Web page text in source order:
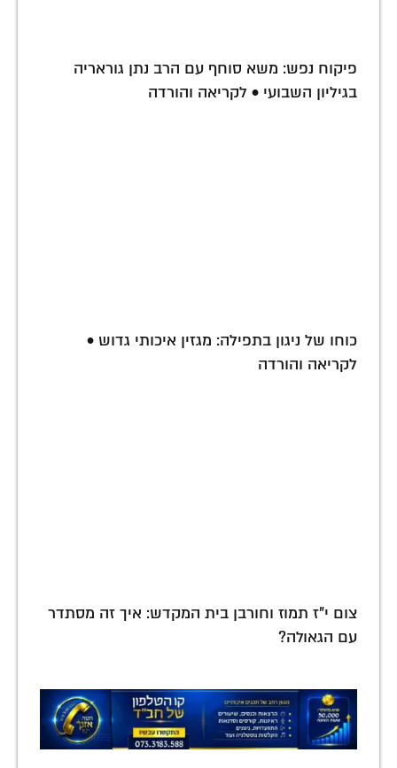
פיקוח נפש: משא סוחף עם הרב נתן גוראריה
בגיליון השבועי • לקריאה והורדה
כוחו של ניגון בתפילה: מגזין איכותי גדוש •
לקריאה והורדה
צום י"ז תמוז וחורבן בית המקדש: איך זה מסתדר
עם הגאולה?